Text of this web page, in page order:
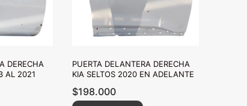
DERECHA
AL 2021
PUERTA DELANTERA DERECHA
KIA SELTOS 2020 EN ADELANTE
$198.000